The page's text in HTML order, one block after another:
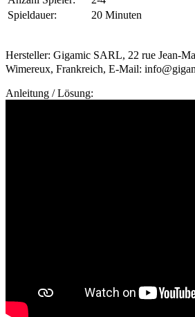
Spieldauer:
20 Minuten
Hersteller: Gigamic SARL, 22 rue Jean-
Wimereux, Frankreich, E-Mail:
Anleitung / Lösung: